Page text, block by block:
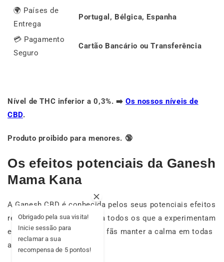
🌍 Países de
Entrega
Portugal, Bélgica, Espanha
💳 Pagamento
Seguro
Cartão Bancário ou Transferência
Nível de THC inferior a 0,3%. ➡️Os nossos níveis de
CBD.
Produto proibido para menores. 🔞
Os efeitos potenciais da Ganesh
Mama Kana
A Ganesh CBD é conhecida pelos seus potenciais efeitos
revigorantes. Ela satisfaria todos os que a experimentam
e parece permitir aos seus fãs manter a calma em todas
as circunstâncias.
Obrigado pela sua visita!
Inicie sessão para
reclamar a sua
recompensa de 5 pontos!